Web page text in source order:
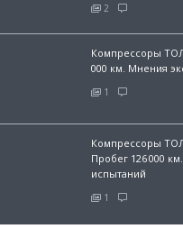
2
Компрессоры
000 км. Мнения
1
Компрессоры
Пробег 126 000
испытаний
1